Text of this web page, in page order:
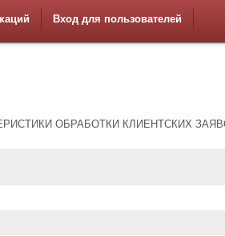
Вход для пользователей
ОБРАБОТКИ КЛИЕНТСКИХ